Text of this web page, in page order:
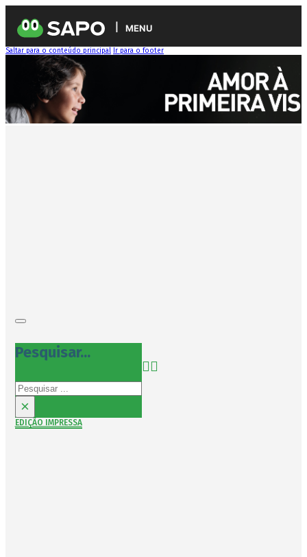
MENU
Saltar para o conteúdo principal Ir para o footer
Pesquisar...
Pesquisar
×
EDIÇÃO IMPRESSA